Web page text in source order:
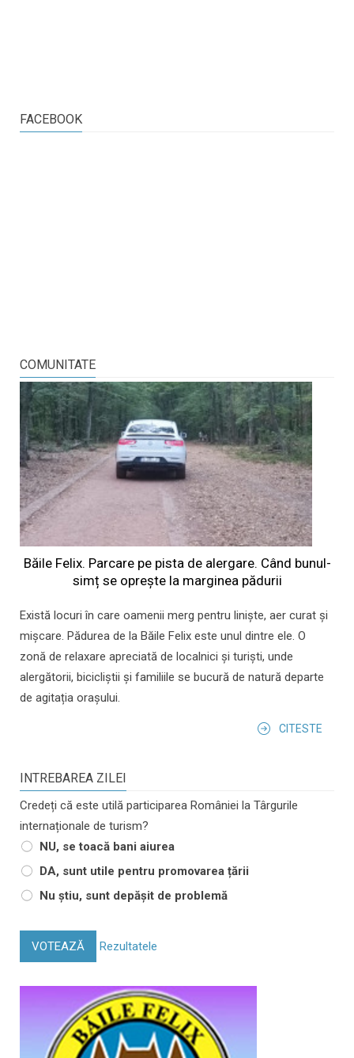
FACEBOOK
COMUNITATE
Băile Felix. Parcare pe pista de alergare. Când bunul-
simț se oprește la marginea pădurii
Există locuri în care oamenii merg pentru liniște, aer curat și
mișcare. Pădurea de la Băile Felix este unul dintre ele. O
zonă de relaxare apreciată de localnici și turiști, unde
alergătorii, bicicliștii și familiile se bucură de natură departe
de agitația orașului.
CITESTE
INTREBAREA ZILEI
Credeți că este utilă participarea României la Târgurile
internaționale de turism?
NU, se toacă bani aiurea
DA, sunt utile pentru promovarea țării
Nu știu, sunt depășit de problemă
VOTEAZĂ Rezultatele